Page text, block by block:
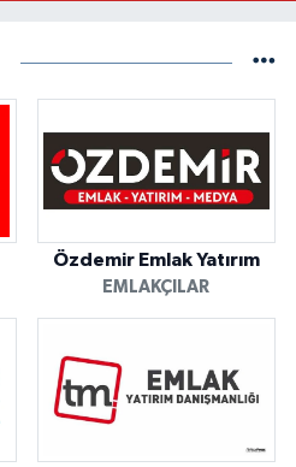
Özdemir Emlak Yatırım
EMLAKÇILAR